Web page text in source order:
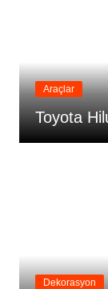
Araçlar
Toyota
Dekorasyon